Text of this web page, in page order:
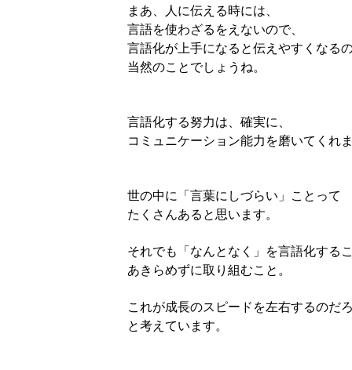
まあ、人に伝える時には、
言語を使わざるをえないので、
言語化が上手になると伝えやすくなる
当然のことでしょうね。
言語化する努力は、確実に、
コミュニケーション能力を磨いてくれま
世の中に「言葉にしづらい」ことって
たくさんあると思います。
それでも「なんとなく」を言語化する
あきらめずに取り組むこと。
これが成長のスピードを左右するのだ
と考えています。